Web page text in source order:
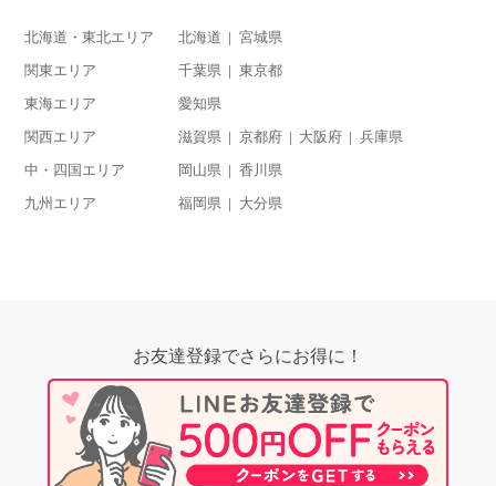
北海道・東北エリア 北海道 宮城県
関東エリア 千葉県 東京都
東海エリア 愛知県
関西エリア 滋賀県 京都府 大阪府 兵庫県
中・四国エリア 岡山県 香川県
九州エリア 福岡県 大分県
お友達登録でさらにお得に！